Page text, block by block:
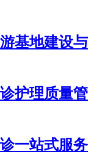
基地建设与
护理质量管
一站式服务